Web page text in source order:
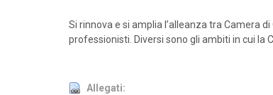
Si rinnova e si amplia l’alleanza tra Camera
professionisti. Diversi sono gli ambiti in cui la
Allegati: